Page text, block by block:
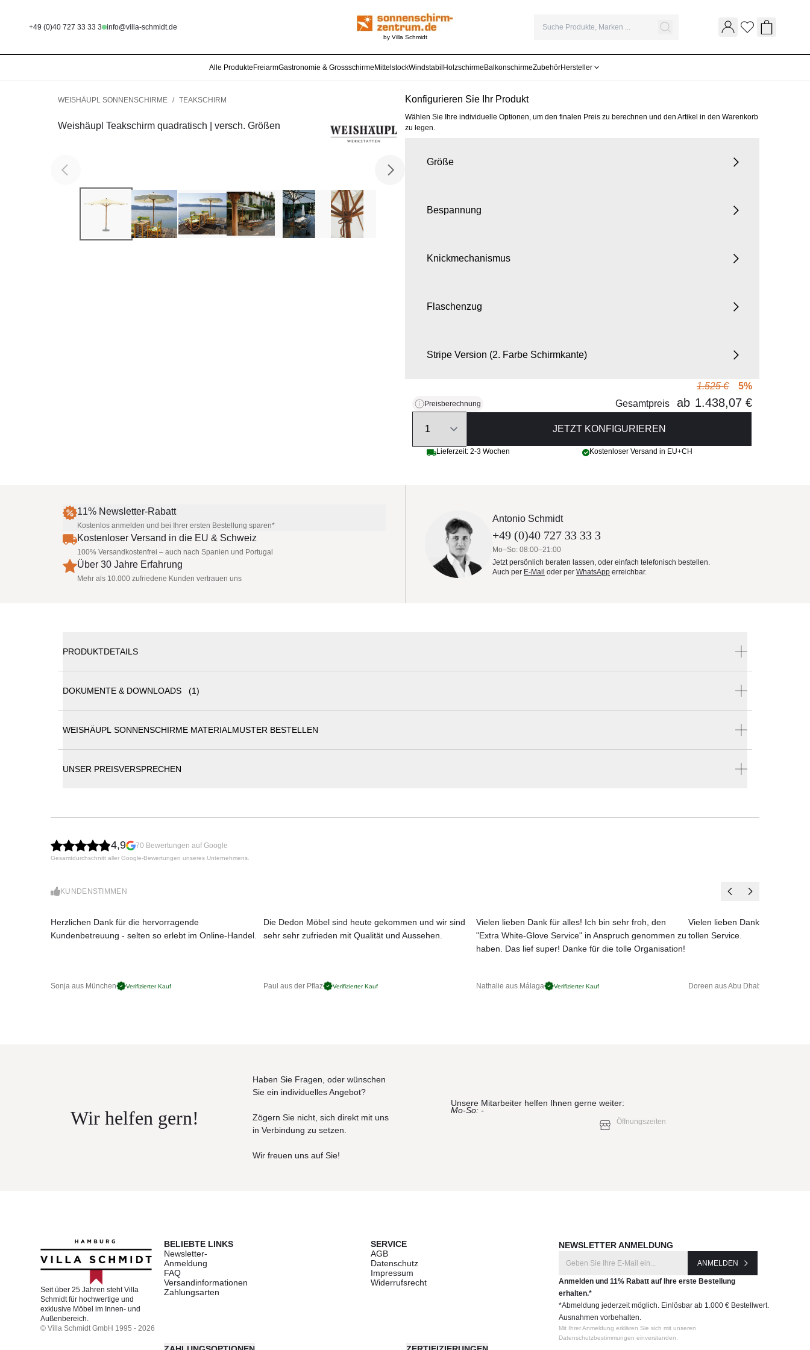
+49 (0)40 727 33 33 3 info@villa-schmidt.de
by Villa Schmidt
Wunschliste
Alle Produkte FreiarmGastronomie & Grossschirme MittelstockWindstabil Holzschirme BalkonschirmeZubehörHersteller
WEISHÄUPL SONNENSCHIRME / TEAKSCHIRM
Weishäupl Teakschirm quadratisch | versch. Größen
Konfigurieren Sie Ihr Produkt
Wählen Sie Ihre individuelle Optionen, um den finalen Preis zu berechnen und den Artikel in den Warenkorb
zu legen.
Größe
Bespannung
Knickmechanismus
Flaschenzug
Stripe Version (2. Farbe Schirmkante)
Mixed Version (2. Farbe Schirmkante)
Volant
Schirmständer
Preisberechnung
1.525 €
5%
Gesamtpreis
ab 1.438,07 €
JETZT KONFIGURIEREN
Lieferzeit: 2-3 Wochen Kostenloser Versand in EU+CH
11% Newsletter-Rabatt
Kostenlos anmelden und bei Ihrer ersten Bestellung sparen*
Kostenloser Versand in die EU & Schweiz
100% Versandkostenfrei – auch nach Spanien und Portugal
Über 30 Jahre Erfahrung
Mehr als 10.000 zufriedene Kunden vertrauen uns
Antonio Schmidt
+49 (0)40 727 33 33 3
Mo–So: 08:00–21:00
Jetzt persönlich beraten lassen, oder einfach telefonisch bestellen.
Auch per E-Mail oder per WhatsApp erreichbar.
PRODUKTDETAILS
Gartenmöbel. Seine natürlichen Öle sorgen dafür, dass die Oberfläche auch ohne weitere Nachbehandlungen wetterresistent
250 x 250
DOKUMENTE & DOWNLOADS (1)
WEISHÄUPL SONNENSCHIRME MATERIALMUSTER BESTELLEN
JETZT MUSTER BESTELLEN
UNSER PREISVERSPRECHEN
4,9 70 Bewertungen auf Google
Gesamtdurchschnitt aller Google-Bewertungen unseres Unternehmens.
KUNDENSTIMMEN
Herzlichen Dank für die hervorragende
Kundenbetreuung - selten so erlebt im Online-Handel.
Sonja aus München Verifizierter Kauf
Die Dedon Möbel sind heute gekommen und wir sind
sehr sehr zufrieden mit Qualität und Aussehen.
Paul aus der Pflaz Verifizierter Kauf
Vielen lieben Dank für alles! Ich bin sehr froh, den
"Extra White-Glove Service" in Anspruch genommen zu
haben. Das lief super! Danke für die tolle Organisation!
Nathalie aus Málaga Verifizierter Kauf
Vielen lieben Dank für das
tollen Service.
Doreen aus Abu Dhabi
Wir helfen gern!
Haben Sie Fragen, oder wünschen
Sie ein individuelles Angebot?
Zögern Sie nicht, sich direkt mit uns
in Verbindung zu setzen.
Wir freuen uns auf Sie!
Unsere Mitarbeiter helfen Ihnen gerne weiter:
Mo-So: -
Öffnungszeiten
Seit über 25 Jahren steht Villa
Schmidt für hochwertige und
exklusive Möbel im Innen- und
Außenbereich.
© Villa Schmidt GmbH 1995 - 2026
BELIEBTE LINKS
Newsletter-
Anmeldung
FAQ
Versandinformationen
Zahlungsarten
SERVICE
AGB
Datenschutz
Impressum
Widerrufsrecht
NEWSLETTER ANMELDUNG
ANMELDEN
Anmelden und 11% Rabatt auf Ihre erste Bestellung
erhalten.*
*Abmeldung jederzeit möglich. Einlösbar ab 1.000 € Bestellwert.
Ausnahmen vorbehalten.
Mit Ihrer Anmeldung erklären Sie sich mit unseren
Datenschutzbestimmungen einverstanden.